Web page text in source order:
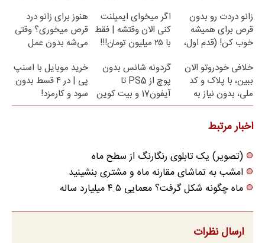
زانو دردت رو بدون
قرص برای همیشه
خوب کن! (قدم اول،
اگر میخوای ایمپلنت
کنی الان وقتشه | فقط
با ۲۵ میلیون تومان!!!
هنوز برای زانو درد
قرص میخوری؟ وقتی
می‌شه بدون عمل
خلافی خودروتو الان
ببین، با پلاک و کد
ملی، بدون نیاز به
مراجعه حضوری
گردونه شانس بدون
پوچ از PS5 تا
آیفون17 و بیت کوین
🔥
خرید موبایل با اسنپ
پی | در ۴ قسط بدون
سود و کارمزد!
اخبار مرتبط
(تصویر) یک تابلوی رنگارنگ از سطح ماه
امشب به تماشای مقارنه ماه و مشتری بنشینید
ماه چگونه شکل گرفت؟ معمایی ۴.۵ میلیارد ساله
ارسال نظرات